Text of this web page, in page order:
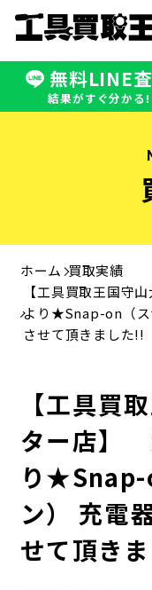
無料LINE
結果がすぐ分かる!
無料LINE
受付：11:00〜19:00 木曜
ホーム 買取実績
【工具買取王国守
より★Snap-on（ス
させて頂きました!!
【工具買
ター店】
り★Snap-
ン） 充電
せて頂き